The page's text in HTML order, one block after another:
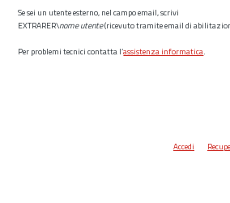
Se sei un utente esterno, nel campo email, scrivi
EXTRARER\nome utente(ricevuto tramite email di
Per problemi tecnici contatta l’assistenza informatica.
Accedi